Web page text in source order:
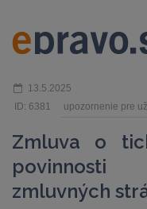
13.5.2025
ID: 6381
upozornenie pre
Zmluva o
povinnosti
zmluvných